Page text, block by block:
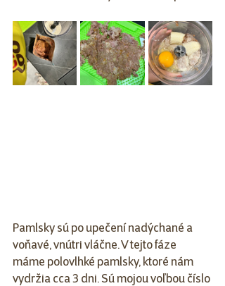
Pamlsky sú po upečení nadýchané a
voňavé, vnútri vláčne. V tejto fáze
máme polovlhké pamlsky, ktoré nám
vydržia cca 3 dni. Sú mojou voľbou číslo